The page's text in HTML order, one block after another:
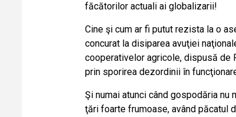
făcătorilor actuali ai globalizarii!
Cine şi cum ar fi putut rezista la o
concurat la disiparea avuţiei
cooperativelor agricole, dispusă de
prin sporirea dezordinii în
Şi numai atunci când gospodăria nu
ţări foarte frumoase, având păcatul